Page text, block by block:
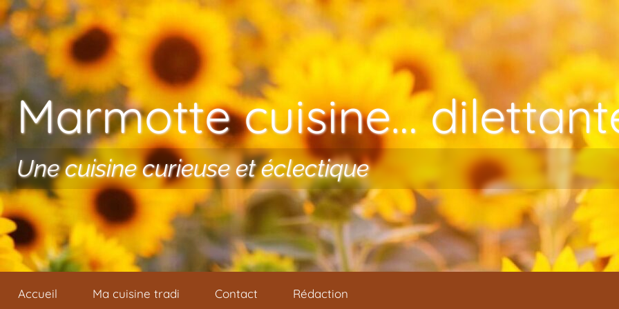
Aller au contenu
Marmotte cuisine…
Une cuisine curieuse et éclectique
Accueil Ma cuisine tradi Contact Rédaction